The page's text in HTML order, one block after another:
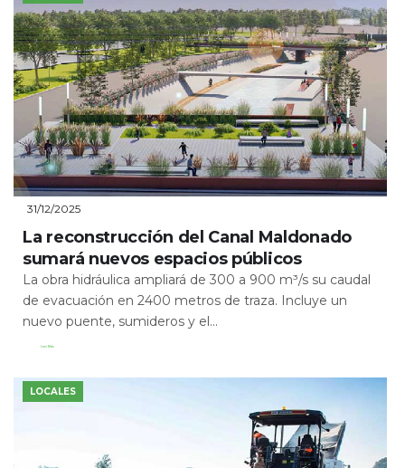
31/12/2025
La reconstrucción del Canal Maldonado
sumará nuevos espacios públicos
La obra hidráulica ampliará de 300 a 900 m³/s su caudal
de evacuación en 2400 metros de traza. Incluye un
nuevo puente, sumideros y el...
Leer Más
LOCALES